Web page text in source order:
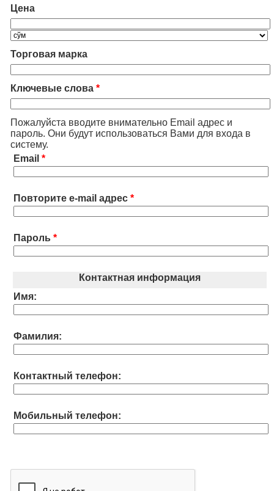
Цена
Торговая марка
Ключевые слова *
Пожалуйста вводите внимательно Email адрес и
пароль. Они будут использоваться Вами для входа в
систему.
Email *
Повторите e-mail адрес *
Пароль *
Контактная информация
Имя:
Фамилия:
Контактный телефон:
Мобильный телефон: